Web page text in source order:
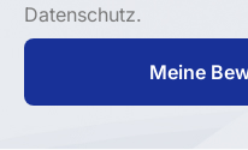
Datenschutz.
Meine